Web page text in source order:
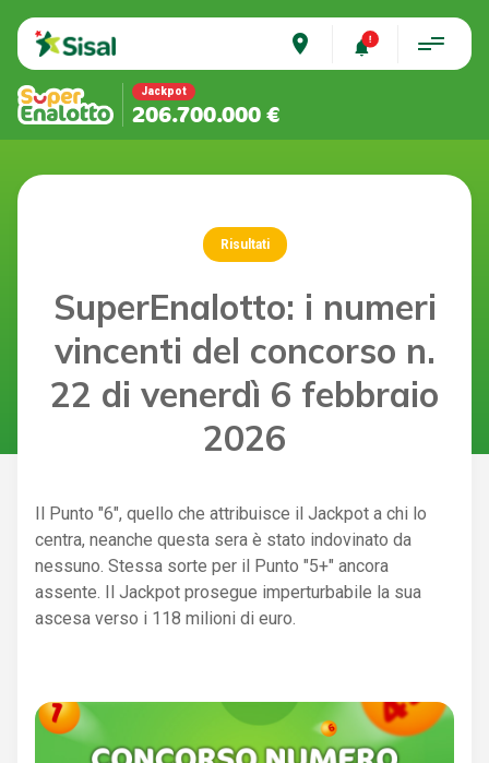
place
Jackpot
206.700.000 €
Risultati
SuperEnalotto: i numeri
vincenti del concorso n.
22 di venerdì 6 febbraio
2026
Il Punto "6", quello che attribuisce il Jackpot a chi lo
centra, neanche questa sera è stato indovinato da
nessuno. Stessa sorte per il Punto "5+" ancora
assente. Il Jackpot prosegue imperturbabile la sua
ascesa verso i 118 milioni di euro.